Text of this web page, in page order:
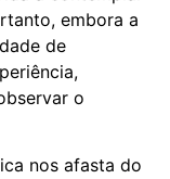
embora a
de
o
nos afasta do